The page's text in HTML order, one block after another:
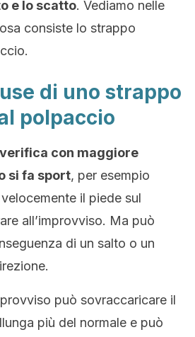
e lo scatto. Vediamo nelle
consiste lo strappo
di uno strappo
polpaccio
con maggiore
si fa sport, per esempio
il piede sul
all’improvviso. Ma può
di un salto o un
può sovraccaricare il
più del normale e può